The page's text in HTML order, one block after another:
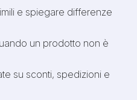
e spiegare differenze
un prodotto non è
su sconti, spedizioni e